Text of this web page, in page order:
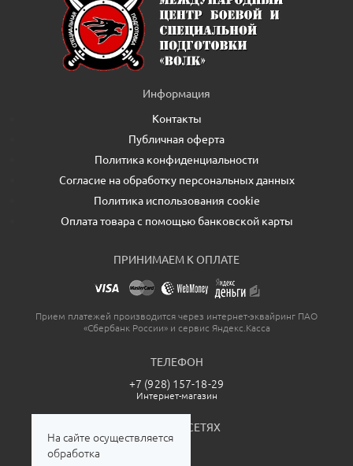
Информация
Контакты
Публичная оферта
Политика конфиденциальности
Согласие на обработку персональных данных
Политика использования cookie
Оплата товара с помощью банковской карты
ПРИНИМАЕМ К ОПЛАТЕ
Прием платежей производится через интернет-эквайринг ПАО
«Сбербанк России» и сервис Яндекс.Касса
ТЕЛЕФОН
+7 (928) 157-18-29
Интернет-магазин
МЫ В СОЦСЕТЯХ
На сайте осуществляется
обработка